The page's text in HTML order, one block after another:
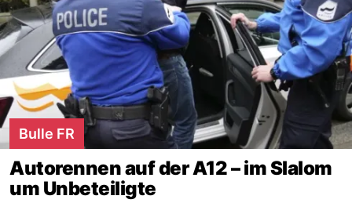
Bulle FR
Autorennen auf der A12 – im Slalom
um Unbeteiligte